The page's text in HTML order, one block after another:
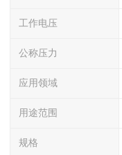
工作电压
公称压力
应用领域
用途范围
规格